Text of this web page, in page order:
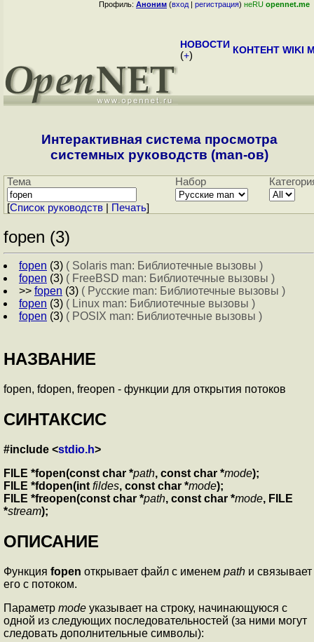
Профиль: Аноним (вход | регистрация) неRU opennet.me
НОВОСТИ
(+) КОНТЕНТ WIKI
Интерактивная система просмотра
системных руководств (man-ов)
Тема Набор
[Cписок руководств Печать]
fopen (3)
fopen (3) ( Solaris man: Библиотечные вызовы )
fopen (3) ( FreeBSD man: Библиотечные вызовы )
>> fopen (3) ( Русские man: Библиотечные вызовы )
fopen (3) ( Linux man: Библиотечные вызовы )
fopen (3) ( POSIX man: Библиотечные вызовы )
НАЗВАНИЕ
fopen, fdopen, freopen - функции для открытия потоков
СИНТАКСИС
#include <stdio.h>
FILE *fopen(const char *path, const char *mode);
FILE *fdopen(int fildes, const char *mode);
FILE *freopen(const char *path, const char *mode, FILE
*stream);
ОПИСАНИЕ
Функция fopen открывает файл с именем path и связывает
его с потоком.
Параметр mode указывает на строку, начинающуюся с
одной из следующих последовательностей (за ними могут
следовать дополнительные символы):